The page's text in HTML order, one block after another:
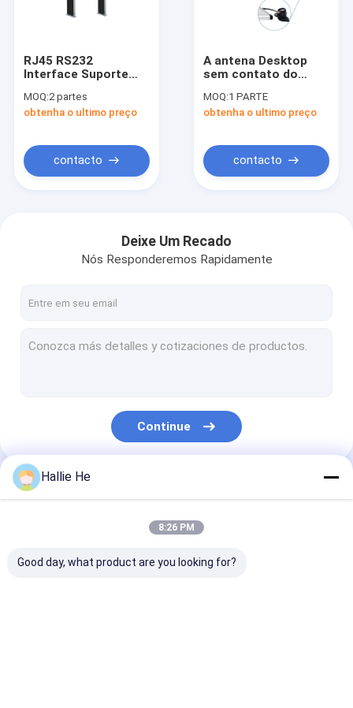
Excursão da fábrica
Peça umas citações
Leitor da porta do RFID
leitor encaixado do rfid
Módulo leitor RFID
Leitor meados de da escala RFID
Long Range leitor RFID
RJ45 RS232
Interface Suporte
Desenvolvimento do
sistema UHF RFID
MOQ:2 partes
obtenha o ultimo preço
contacto
A antena Desktop
sem contato do
metal do OEM
13.56MHz Smart
escala
MOQ:1 PARTE
obtenha o ultimo preço
contacto
Deixe Um Recado
Nós Responderemos Rapidamente
Continue
Nossas Categorias
Hallie He
8:26 PM
Good day, what product are you looking for?